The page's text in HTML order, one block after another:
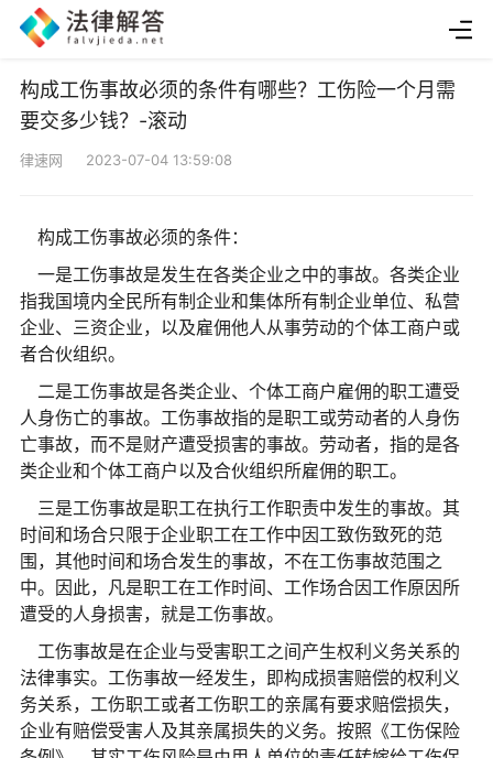
构成工伤事故必须的条件有哪些？工伤险一个月需
要交多少钱？-滚动
律速网 2023-07-04 13:59:08
构成工伤事故必须的条件：
一是工伤事故是发生在各类企业之中的事故。各类企业
指我国境内全民所有制企业和集体所有制企业单位、私营
企业、三资企业，以及雇佣他人从事劳动的个体工商户或
者合伙组织。
二是工伤事故是各类企业、个体工商户雇佣的职工遭受
人身伤亡的事故。工伤事故指的是职工或劳动者的人身伤
亡事故，而不是财产遭受损害的事故。劳动者，指的是各
类企业和个体工商户以及合伙组织所雇佣的职工。
三是工伤事故是职工在执行工作职责中发生的事故。其
时间和场合只限于企业职工在工作中因工致伤致死的范
围，其他时间和场合发生的事故，不在工伤事故范围之
中。因此，凡是职工在工作时间、工作场合因工作原因所
遭受的人身损害，就是工伤事故。
工伤事故是在企业与受害职工之间产生权利义务关系的
法律事实。工伤事故一经发生，即构成损害赔偿的权利义
务关系，工伤职工或者工伤职工的亲属有要求赔偿损失，
企业有赔偿受害人及其亲属损失的义务。按照《工伤保险